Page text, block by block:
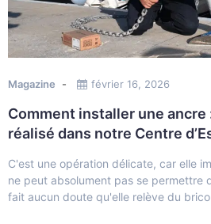
Magazine février 16, 2026
Comment installer une ancre
réalisé dans notre Centre
C'est une opération délicate, car elle
ne peut absolument pas se permettre
fait aucun doute qu'elle relève du